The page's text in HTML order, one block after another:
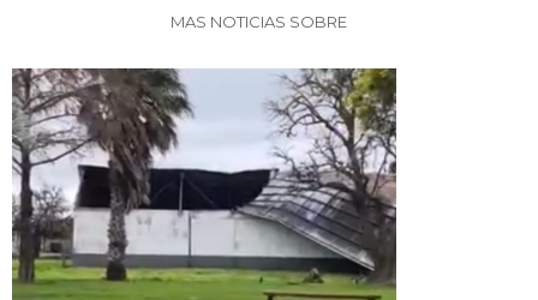
MAS NOTICIAS SOBRE